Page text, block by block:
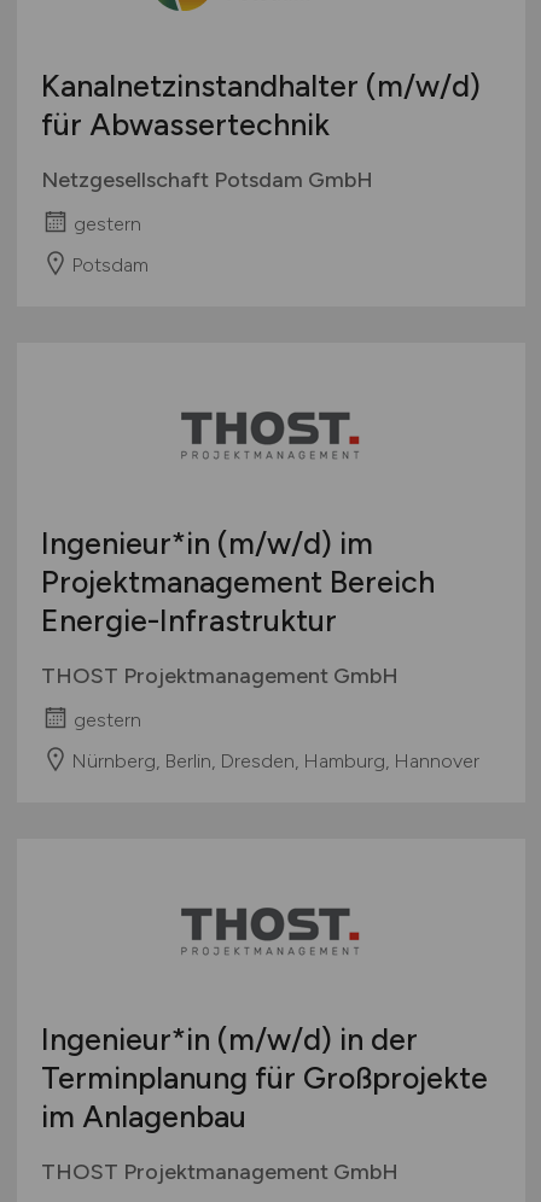
Kanalnetzinstandhalter (m/w/d)
für Abwassertechnik
Netzgesellschaft Potsdam GmbH
gestern
Potsdam
Ingenieur*in (m/w/d) im
Projektmanagement Bereich
Energie-Infrastruktur
THOST Projektmanagement GmbH
gestern
Nürnberg, Berlin, Dresden, Hamburg, Hannover
Ingenieur*in (m/w/d) in der
Terminplanung für Großprojekte
im Anlagenbau
THOST Projektmanagement GmbH